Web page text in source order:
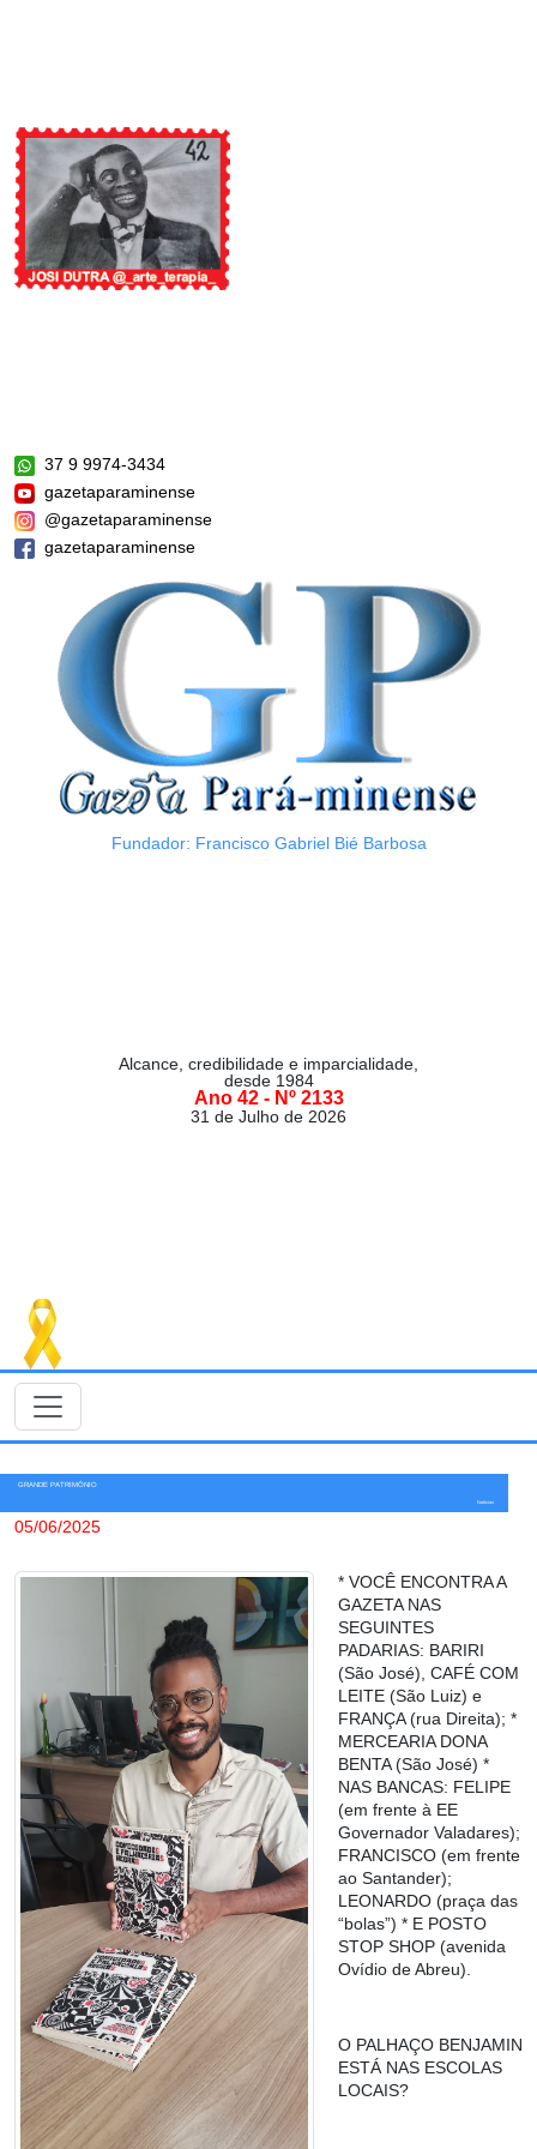
37 9 9974-3434
gazetaparaminense
@gazetaparaminense
gazetaparaminense
Fundador: Francisco Gabriel Bié Barbosa
Alcance, credibilidade e imparcialidade,
desde 1984
Ano 42 - Nº 2133
31 de Julho de 2026
GRANDE PATRIMÔNIO
Notícias
05/06/2025
* VOCÊ ENCONTRA A
GAZETA NAS
SEGUINTES
PADARIAS: BARIRI
(São José), CAFÉ COM
LEITE (São Luiz) e
FRANÇA (rua Direita); *
MERCEARIA DONA
BENTA (São José) *
NAS BANCAS: FELIPE
(em frente à EE
Governador Valadares);
FRANCISCO (em frente
ao Santander);
LEONARDO (praça das
“bolas”) * E POSTO
STOP SHOP (avenida
Ovídio de Abreu).
O PALHAÇO BENJAMIN
ESTÁ NAS ESCOLAS
LOCAIS?